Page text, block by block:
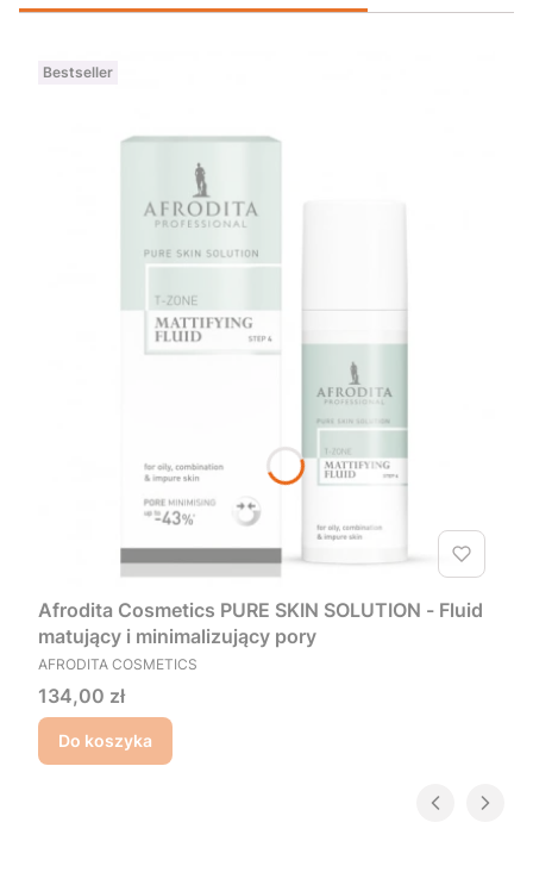
Bestseller
Afrodita Cosmetics PURE SKIN SOLUTION - Fluid
matujący i minimalizujący pory
PRODUCENT
AFRODITA COSMETICS
Cena
134,00 zł
Do koszyka